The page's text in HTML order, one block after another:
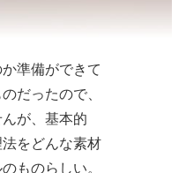
準備ができて
だったので、
が、基本的
をどんな素材
ものらしい。